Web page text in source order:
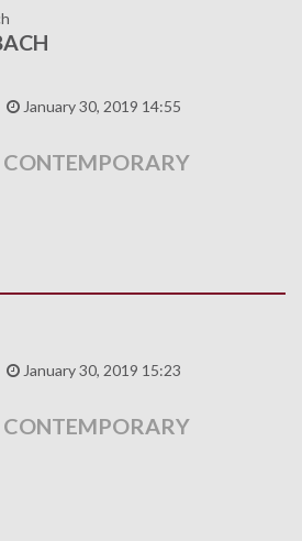
January 30, 2019 14:55
January 30, 2019 15:23